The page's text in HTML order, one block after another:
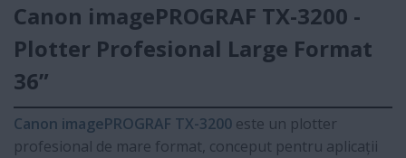
Canon imagePROGRAF TX-3200 -
Plotter Profesional Large Format
36”
Canon imagePROGRAF TX-3200 este un plotter
profesional de mare format, conceput pentru aplicații